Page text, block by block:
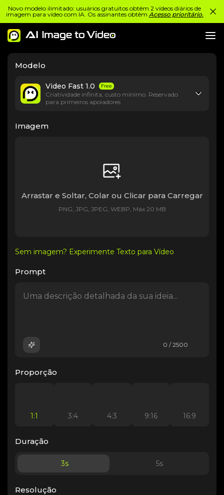
Novo modelo ilimitado: usuários gratuitos obtêm 2 vídeos diários de
imagem para vídeo com IA. Os assinantes obtêm Acesso prioritário.
Modelo
Video Fast 1.0 Free
Criatividade infinita, custo mínimo. Reservado
para primeiros apoiadores
Imagem
Arrastar e Soltar, Colar ou Clicar para Carregar
PNG, JPG, JPEG, WEBP, Máx 20 MB
Sem imagem? Experimente Texto para Vídeo
Prompt
0 / 2500
Proporção
1:1 3:4 4:3 9:16 16:9
Duração
3s 5s
Resolução